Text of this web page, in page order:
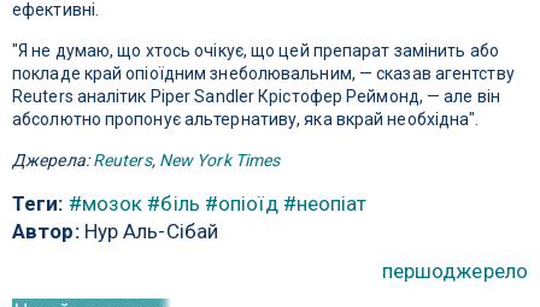
ефективні.
"Я не думаю, що хтось очікує, що цей препарат замінить або
покладе край опіоїдним знеболювальним, — сказав агентству
Reuters аналітик Piper Sandler Крістофер Реймонд, — але він
абсолютно пропонує альтернативу, яка вкрай необхідна".
Джерела:Reuters, New York Times
Теги: #мозок #біль #опіоїд #неопіат
Автор:Нур Аль-Сібай
першоджерело